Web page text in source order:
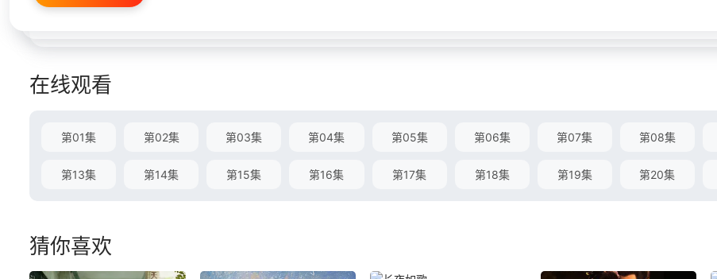
在线观看
第01集 第02集 第03集 第04集 第05集 第06集 第07集 第08集
第13集 第14集 第15集 第16集 第17集 第18集 第19集 第20集
猜你喜欢